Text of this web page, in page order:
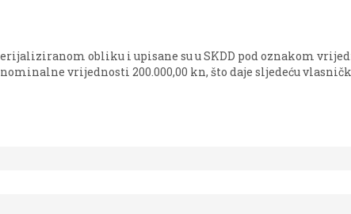
obliku i upisane su u SKDD pod oznakom
vrijednosti 200.000,00 kn, što daje sljedeću